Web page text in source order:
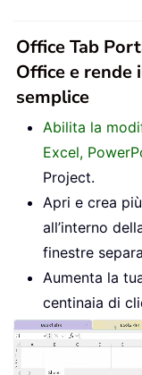
Office Tab
Office e
semplice
Abilita la
Excel,
Project.
Apri e crea
all’interno
finestre
Aumenta la
centinaia di